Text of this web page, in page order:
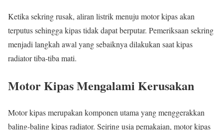
Ketika sekring rusak, aliran listrik menuju motor kipas akan
terputus sehingga kipas tidak dapat berputar. Pemeriksaan sekring
menjadi langkah awal yang sebaiknya dilakukan saat kipas
radiator tiba-tiba mati.
Motor Kipas Mengalami Kerusakan
Motor kipas merupakan komponen utama yang menggerakkan
baling-baling kipas radiator. Seiring usia pemakaian, motor kipas